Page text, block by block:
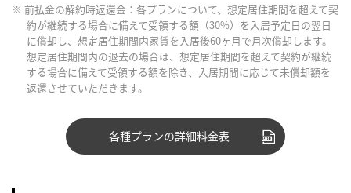
※ 前払金の解約時返還金：各プランについて、想定居住期間を超えて契
約が継続する場合に備えて受領する額（30%）を入居予定日の翌日
に償却し、想定居住期間内家賃を入居後60ヶ月で月次償却します。
想定居住期間内の退去の場合は、想定居住期間を超えて契約が継続
する場合に備えて受領する額を除き、入居期間に応じて未償却額を
返還させていただきます。
各種プランの詳細料金表